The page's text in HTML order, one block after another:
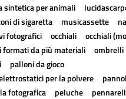
sintetica per animali
di sigaretta
musicassette
fotografici
occhiali
occhiali
formati da più materiali
ombrelli
palloni da gioco
per la polvere
fotografica
peluche